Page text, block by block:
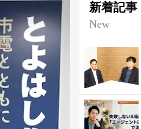
新着記事
New